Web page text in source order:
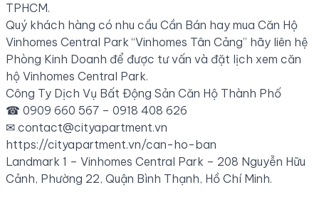
TPHCM.
Quý khách hàng có nhu cầu Cần Bán hay mua Căn Hộ
Vinhomes Central Park “Vinhomes Tân Cảng” hãy liên hệ
Phòng Kinh Doanh để được tư vấn và đặt lịch xem căn
hộ Vinhomes Central Park.
Công Ty Dịch Vụ Bất Động Sản Căn Hộ Thành Phố
☎ 0909 660 567 – 0918 408 626
✉ contact@cityapartment.vn
https://cityapartment.vn/can-ho-ban
Landmark 1 – Vinhomes Central Park – 208 Nguyễn Hữu
Cảnh, Phường 22, Quận Bình Thạnh, Hồ Chí Minh.